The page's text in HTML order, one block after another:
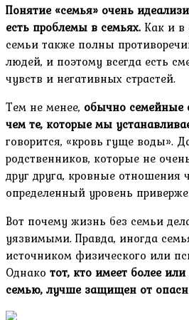
Понятие «семья» очень
есть проблемы в семьях. Как и в
семьи также полны
людей, и поэтому всегда есть
чувств и негативных страстей.
Тем не менее, обычно семейные
чем те, которые мы
говорится, «кровь гуще воды».
родственников, которые не
друг друга, кровные отношения
определенный уровень
Вот почему жизнь без семьи
уязвимыми. Правда, иногда
источником физического или
Однако тот, кто имеет более
семью, лучше защищен от